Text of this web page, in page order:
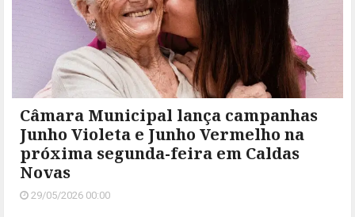
Câmara Municipal lança campanhas
Junho Violeta e Junho Vermelho na
próxima segunda-feira em Caldas
Novas
29/05/2026 00:00